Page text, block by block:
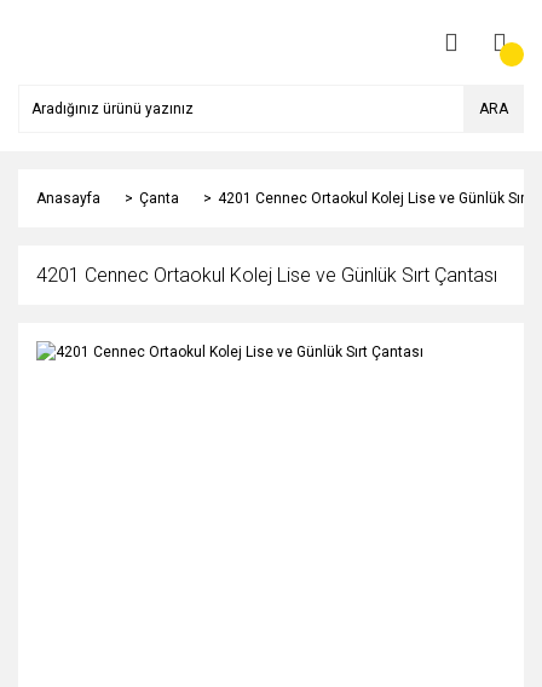
ARA
Anasayfa Çanta 4201 Cennec Ortaokul Kolej Lise ve Günlük Sırt
4201 Cennec Ortaokul Kolej Lise ve Günlük Sırt Çantası